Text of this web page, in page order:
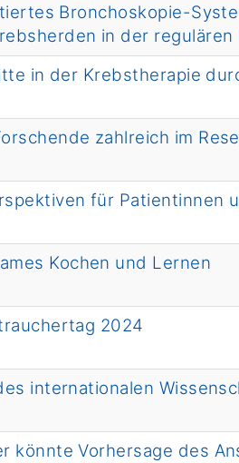
Bronchoskopie-
in der
in der Krebstherapie
zahlreich im
für Patientinnen
Kochen und Lernen
2024
internationalen
könnte Vorhersage des